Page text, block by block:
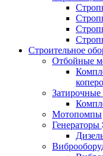
Строительное
Отбойные
Мотопомпы
Генераторы